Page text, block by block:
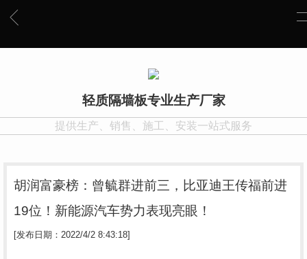
轻质隔墙板专业生产厂家
提供生产、销售、施工、安装一站式服务
胡润富豪榜：曾毓群进前三，比亚迪王传福前进
19位！新能源汽车势力表现亮眼！
[发布日期：2022/4/2 8:43:18]